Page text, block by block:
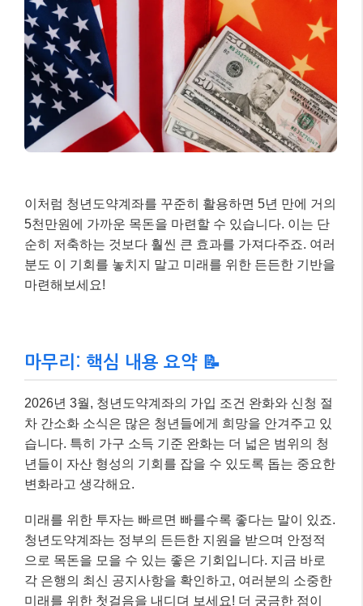
이처럼 청년도약계좌를 꾸준히 활용하면 5년 만에 거의
5천만원에 가까운 목돈을 마련할 수 있습니다. 이는 단
순히 저축하는 것보다 훨씬 큰 효과를 가져다주죠. 여러
분도 이 기회를 놓치지 말고 미래를 위한 든든한 기반을
마련해보세요!
마무리: 핵심 내용 요약 📝
2026년 3월, 청년도약계좌의 가입 조건 완화와 신청 절
차 간소화 소식은 많은 청년들에게 희망을 안겨주고 있
습니다. 특히 가구 소득 기준 완화는 더 넓은 범위의 청
년들이 자산 형성의 기회를 잡을 수 있도록 돕는 중요한
변화라고 생각해요.
미래를 위한 투자는 빠르면 빠를수록 좋다는 말이 있죠.
청년도약계좌는 정부의 든든한 지원을 받으며 안정적
으로 목돈을 모을 수 있는 좋은 기회입니다. 지금 바로
각 은행의 최신 공지사항을 확인하고, 여러분의 소중한
미래를 위한 첫걸음을 내디뎌 보세요! 더 궁금한 점이